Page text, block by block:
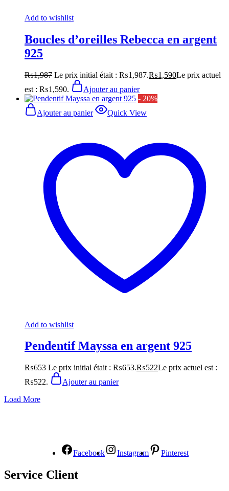
Add to wishlist
Boucles d’oreilles Rebecca en argent
925
₨1,987 Le prix initial était : ₨1,987.₨1,590Le prix actuel
est : ₨1,590.
Ajouter au panier
- 20%
Ajouter au panier
Quick View
Add to wishlist
Pendentif Mayssa en argent 925
₨653 Le prix initial était : ₨653.₨522Le prix actuel est :
₨522.
Ajouter au panier
Load More
Facebook Instagram Pinterest
Service Client